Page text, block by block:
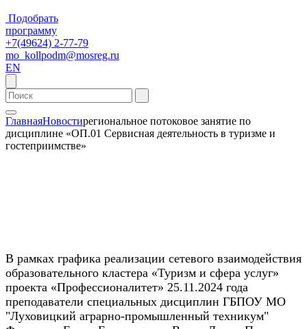
Подобрать
программу
+7(49624) 2-77-79
mo_kollpodm@mosreg.ru
EN
ГлавнаяНовостирегиональное потоковое занятие по
дисциплине «ОП.01 Сервисная деятельность в туризме и
гостеприимстве»
В рамках графика реализации сетевого взаимодействия
образовательного кластера «Туризм и сфера услуг»
проекта «Профессионалитет» 25.11.2024 года
преподаватели специальных дисциплин ГБПОУ МО
"Луховицкий аграрно-промышленный техникум"​